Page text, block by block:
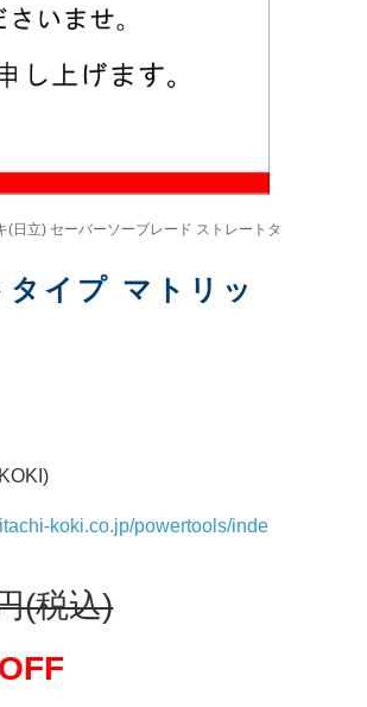
(日立) セーバーソーブレード ストレートタ
イプ マトリッ
koki.co.jp/powertools/inde
(税込)